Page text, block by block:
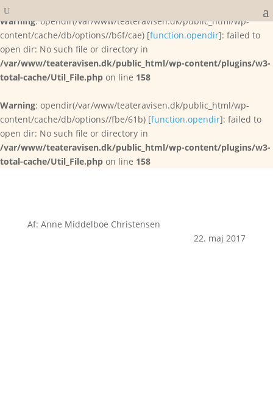
Warning: opendir(/var/www/teateravisen.dk/public_html/wp-
content/cache/db/options//b6f/cae) [function.opendir]: failed to
open dir: No such file or directory in
/var/www/teateravisen.dk/public_html/wp-content/plugins/w3-
total-cache/Util_File.php on line 158
Warning: opendir(/var/www/teateravisen.dk/public_html/wp-
content/cache/db/options//fbe/61b) [function.opendir]: failed to
open dir: No such file or directory in
/var/www/teateravisen.dk/public_html/wp-content/plugins/w3-
total-cache/Util_File.php on line 158
Af: Anne Middelboe Christensen
22. maj 2017